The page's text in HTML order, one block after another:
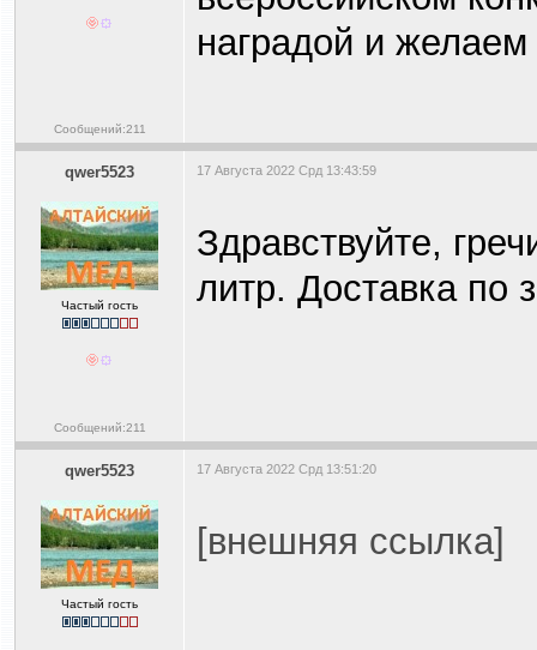
Сообщений:211
наградой и
qwer5523
Частый гость
Сообщений:211
17 Августа 2022 Срд 13:43:59
Здравствуйте,
литр. Доставка по
qwer5523
Частый гость
17 Августа 2022 Срд 13:51:20
[внешняя ссылка]